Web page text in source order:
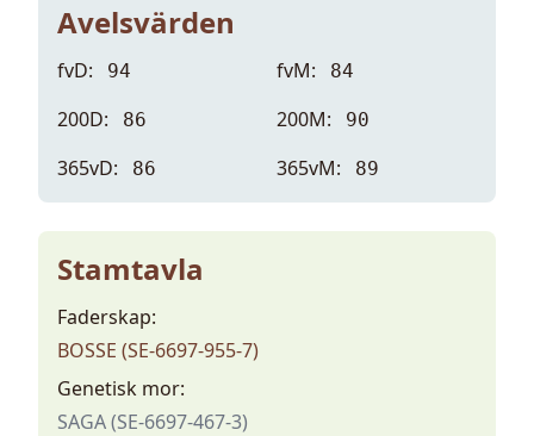
Avelsvärden
fvD: 94 fvM: 84
200D: 86 200M: 90
365vD: 86 365vM: 89
Stamtavla
Faderskap:
BOSSE (SE-6697-955-7)
Genetisk mor:
SAGA (SE-6697-467-3)